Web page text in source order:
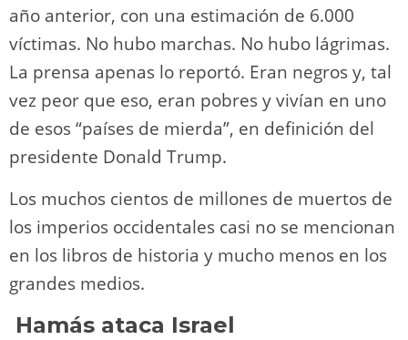
año anterior, con una estimación de 6.000
víctimas. No hubo marchas. No hubo lágrimas.
La prensa apenas lo reportó. Eran negros y, tal
vez peor que eso, eran pobres y vivían en uno
de esos “países de mierda”, en definición del
presidente Donald Trump.
Los muchos cientos de millones de muertos de
los imperios occidentales casi no se mencionan
en los libros de historia y mucho menos en los
grandes medios.
Hamás ataca Israel